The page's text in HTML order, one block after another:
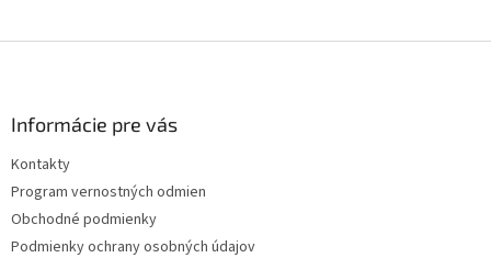
Informácie pre vás
Kontakty
Program vernostných odmien
Obchodné podmienky
Podmienky ochrany osobných údajov